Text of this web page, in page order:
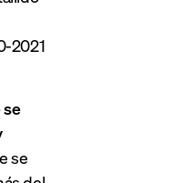
2021
se
se